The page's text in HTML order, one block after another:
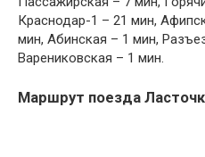
Краснодар-1 – 21 мин,
мин, Абинская – 1 мин,
Варениковская – 1 мин.
Маршрут поезда